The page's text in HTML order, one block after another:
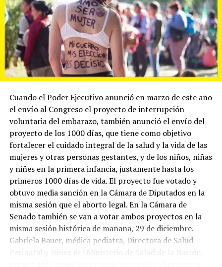
Cuando el Poder Ejecutivo anunció en marzo de este año
el envío al Congreso el proyecto de interrupción
voluntaria del embarazo, también anunció el envío del
proyecto de los 1000 días, que tiene como objetivo
fortalecer el cuidado integral de la salud y la vida de las
mujeres y otras personas gestantes, y de los niños, niñas
y niñes en la primera infancia, justamente hasta los
primeros 1000 días de vida. El proyecto fue votado y
obtuvo media sanción en la Cámara de Diputados en la
misma sesión que el aborto legal. En la Cámara de
Senado también se van a votar ambos proyectos en la
misma sesión histórica de mañana, 29 de diciembre.
Gabriela Bauer, médica pediatra, Directora de Salud